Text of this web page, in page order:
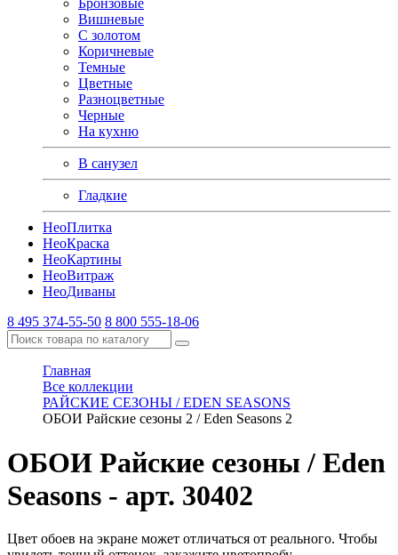
Бронзовые
Вишневые
С золотом
Коричневые
Темные
Цветные
Разноцветные
Черные
На кухню
В санузел
Гладкие
НеоПлитка
НеоКраска
НеоКартины
НеоВитраж
НеоДиваны
8 495 374-55-50 8 800 555-18-06
Главная
Все коллекции
РАЙСКИЕ СЕЗОНЫ / EDEN SEASONS
ОБОИ Райские сезоны 2 / Eden Seasons 2
ОБОИ Райские сезоны / Eden
Seasons - арт. 30402
Цвет обоев на экране может отличаться от реального. Чтобы